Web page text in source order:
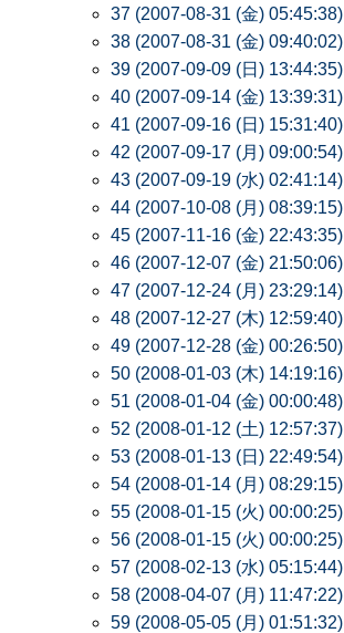
37 (2007-08-31 (金) 05:45:38)
38 (2007-08-31 (金) 09:40:02)
39 (2007-09-09 (日) 13:44:35)
40 (2007-09-14 (金) 13:39:31)
41 (2007-09-16 (日) 15:31:40)
42 (2007-09-17 (月) 09:00:54)
43 (2007-09-19 (水) 02:41:14)
44 (2007-10-08 (月) 08:39:15)
45 (2007-11-16 (金) 22:43:35)
46 (2007-12-07 (金) 21:50:06)
47 (2007-12-24 (月) 23:29:14)
48 (2007-12-27 (木) 12:59:40)
49 (2007-12-28 (金) 00:26:50)
50 (2008-01-03 (木) 14:19:16)
51 (2008-01-04 (金) 00:00:48)
52 (2008-01-12 (土) 12:57:37)
53 (2008-01-13 (日) 22:49:54)
54 (2008-01-14 (月) 08:29:15)
55 (2008-01-15 (火) 00:00:25)
56 (2008-01-15 (火) 00:00:25)
57 (2008-02-13 (水) 05:15:44)
58 (2008-04-07 (月) 11:47:22)
59 (2008-05-05 (月) 01:51:32)